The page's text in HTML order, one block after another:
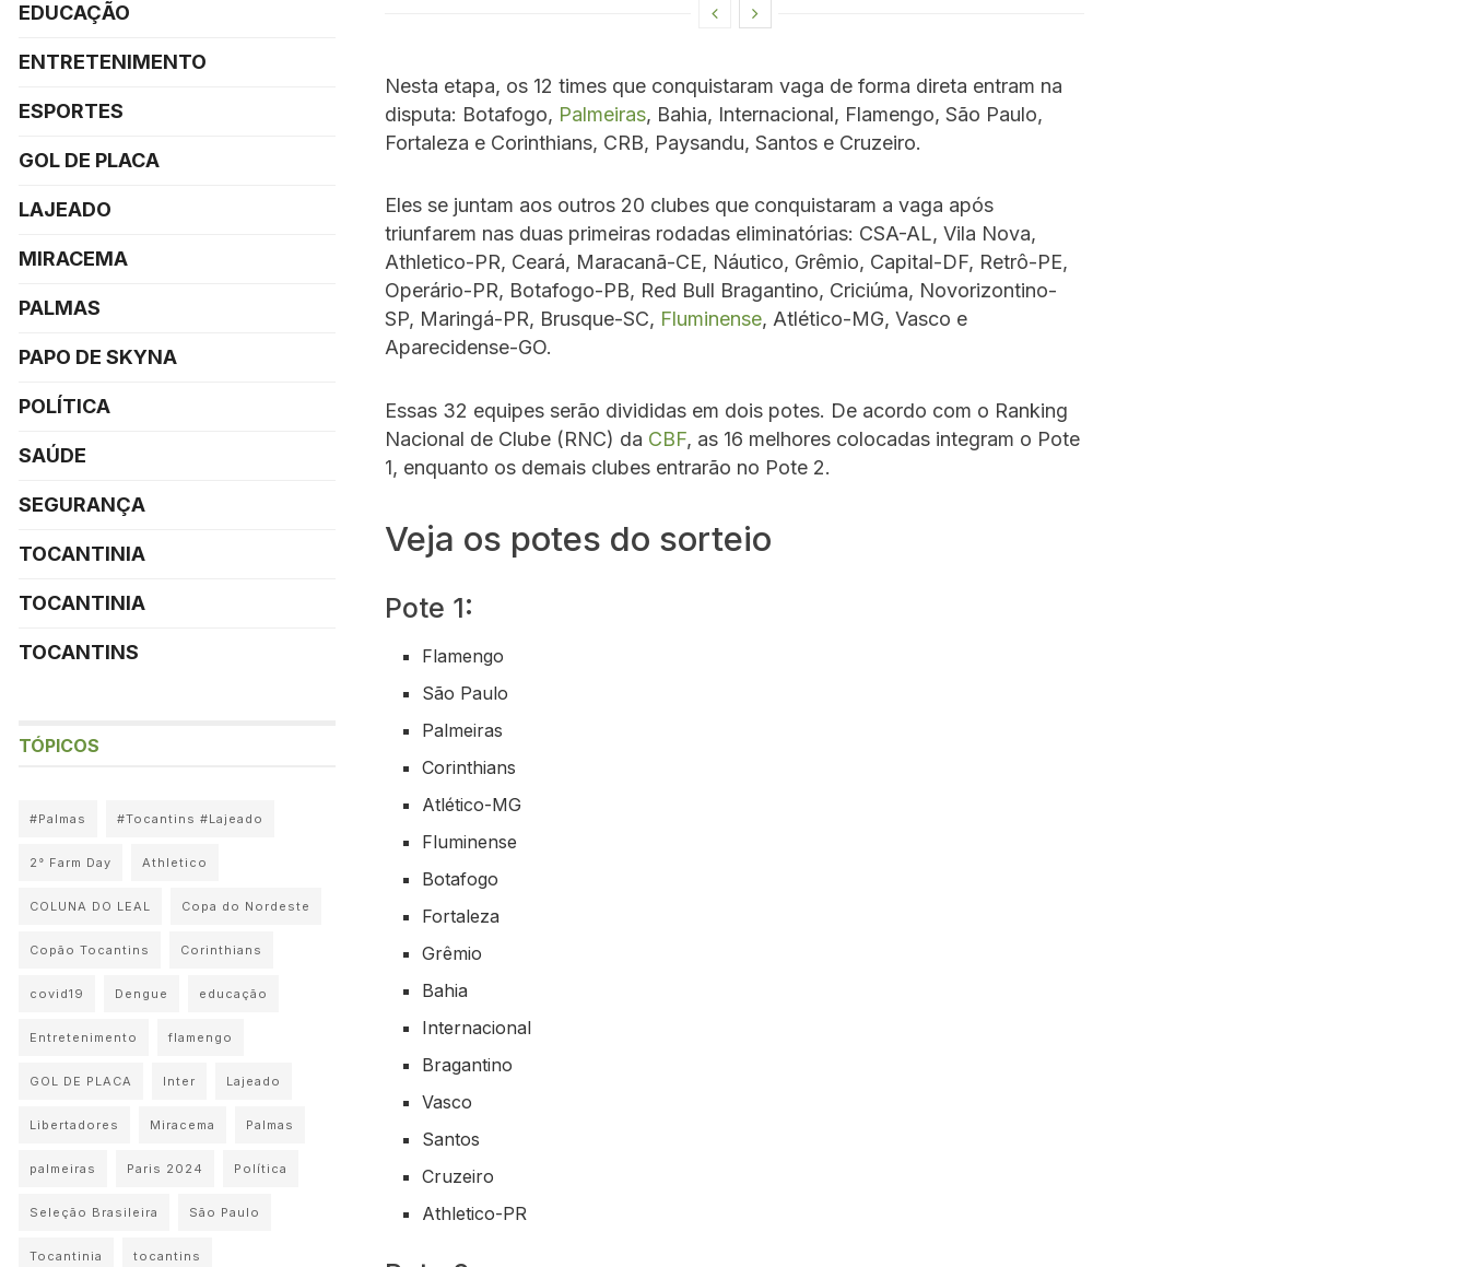
Nesta etapa, os 12 times que conquistaram vaga de forma direta entram na
disputa: Botafogo, Palmeiras, Bahia, Internacional, Flamengo, São Paulo,
Fortaleza e Corinthians, CRB, Paysandu, Santos e Cruzeiro.
Eles se juntam aos outros 20 clubes que conquistaram a vaga após
triunfarem nas duas primeiras rodadas eliminatórias: CSA-AL, Vila Nova,
Athletico-PR, Ceará, Maracanã-CE, Náutico, Grêmio, Capital-DF, Retrô-PE,
Operário-PR, Botafogo-PB, Red Bull Bragantino, Criciúma, Novorizontino-
SP, Maringá-PR, Brusque-SC, Fluminense, Atlético-MG, Vasco e
Aparecidense-GO.
Essas 32 equipes serão divididas em dois potes. De acordo com o Ranking
Nacional de Clube (RNC) da CBF, as 16 melhores colocadas integram o Pote
1, enquanto os demais clubes entrarão no Pote 2.
Veja os potes do sorteio
Pote 1:
Flamengo
São Paulo
Palmeiras
Corinthians
Atlético-MG
Fluminense
Botafogo
Fortaleza
Grêmio
Bahia
Internacional
Bragantino
Vasco
Santos
Cruzeiro
Athletico-PR
EDUCAÇÃO
ENTRETENIMENTO
ESPORTES
GOL DE PLACA
LAJEADO
MIRACEMA
PALMAS
PAPO DE SKYNA
POLÍTICA
SAÚDE
SEGURANÇA
TOCANTINIA
TOCANTINIA
TOCANTINS
TÓPICOS
#Palmas #Tocantins #Lajeado
2° Farm Day Athletico
COLUNA DO LEAL Copa do Nordeste
Copão Tocantins Corinthians
covid19 Dengue educação
Entretenimento flamengo
GOL DE PLACA Inter Lajeado
Libertadores Miracema Palmas
palmeiras Paris 2024 Política
Seleção Brasileira São Paulo
Tocantinia tocantins